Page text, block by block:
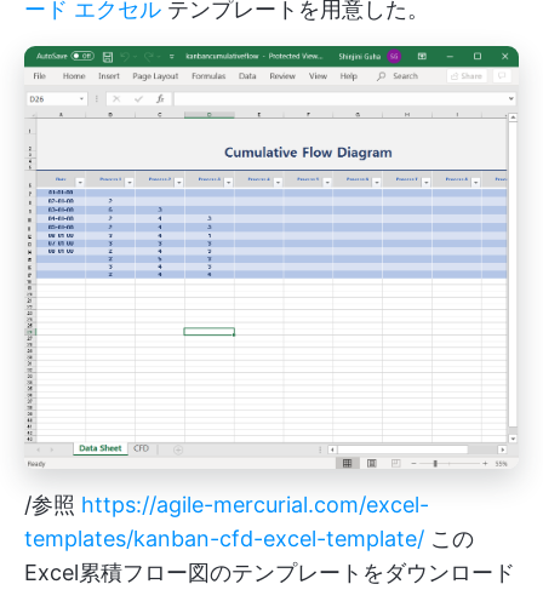
ード エクセル テンプレートを用意した。
/参照 https://agile-mercurial.com/excel-
templates/kanban-cfd-excel-template/ この
Excel累積フロー図のテンプレートをダウンロード